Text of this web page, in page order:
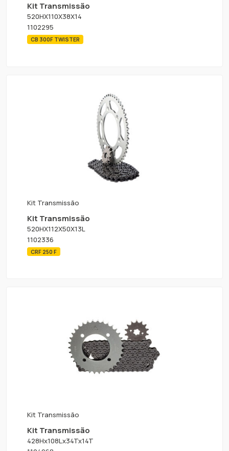
Kit Transmissão
520HX110X38X14
1102295
CB 300F TWISTER
Kit Transmissão
Kit Transmissão
520HX112X50X13L
1102336
CRF 250 F
Kit Transmissão
Kit Transmissão
428Hx108Lx34Tx14T